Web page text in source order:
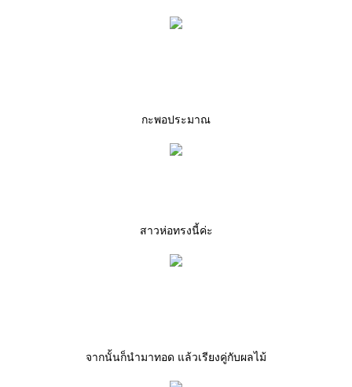
กะพอประมาณ
สาวห่อทรงนี้ค่ะ
จากนั้นก็นำมาทอด แล้วเรียงคู่กับผลไม้